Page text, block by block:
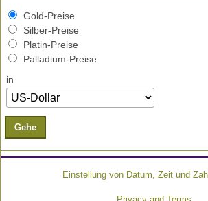
Gold-Preise
Silber-Preise
Platin-Preise
Palladium-Preise
in
Gehe
Einstellung von Datum, Zeit und
Privacy and Terms